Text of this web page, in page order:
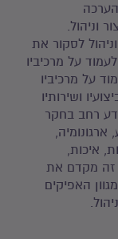
וניהול.
לסקור את
על מרכיביו
על מרכיביו
ושירותיו
רחב בחקר
ארגונומיה,
איכות,
זה מקדם את
האפיקים